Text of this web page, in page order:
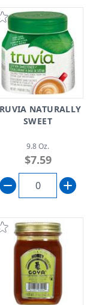
NATURALLY
SWEET
9.8 Oz.
$7.59